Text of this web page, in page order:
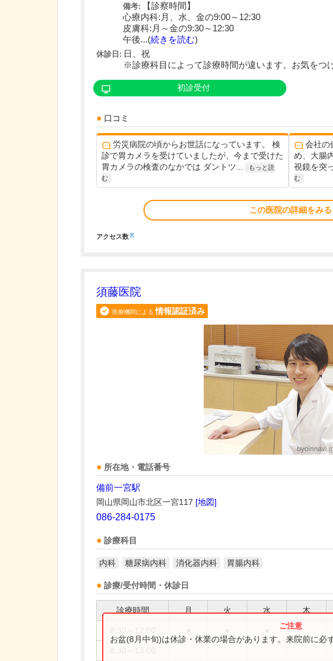
備考:
【診察時間】
心療内科:月、水、金の9:00～12:30
皮膚科:月～金の9:30～12:30
午後...(続きを読む)
休診日: 日、祝
※診療科目によって診療時間が違います。お気をつ
初診受付
口コミ
労災病院の頃からお世話になっています。 検
診で胃カメラを受けていましたが、今まで受けた
胃カメラの検査のなかでは ダントツ...
もっと読
む
会社の
め、大腸
視鏡を突
む
この医院の詳細をみる
アクセス数※
須藤医院
医療機関による 情報認証済み
所在地・電話番号
備前一宮駅
岡山県岡山市北区一宮117 [地図]
086-284-0175
診療科目
内科 糖尿病内科 消化器内科 胃腸内科
診療/受付時間・休診日
診療時間 月 火 水 木
お盆(8月中旬)は休診・休業の場合があります。来院前に必